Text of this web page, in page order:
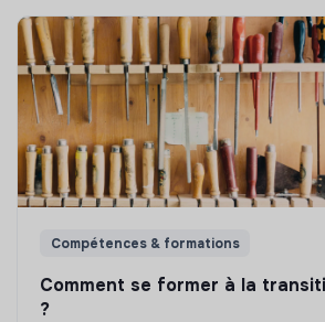
Compétences & formations
Comment se former à la
?